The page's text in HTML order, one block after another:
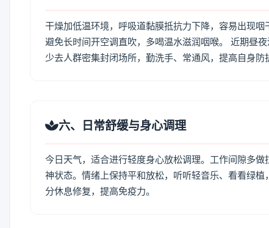
干燥加低温环境，呼吸道黏膜抵抗力下降，容易出现
避免长时间开空调直吹，多喝温水滋润咽喉。 近期昼
少去人群密集封闭场所，勤洗手、常通风，提高自身防
六、日常舒缓与身心调理
今日天气，适合进行轻度身心放松调理。工作间隙多
神状态。情绪上保持平和放松，听听轻音乐、看看绿
分休息修复，提高免疫力。